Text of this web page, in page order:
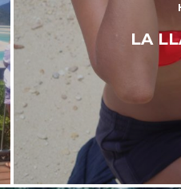
LA